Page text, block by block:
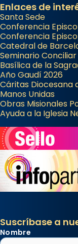
Enlaces de
Santa Sede
Conferencia
Conferencia
Catedral de
Seminario
Basílica de la
Año Gaudí 2026
Cáritas Diocesana
Manos Unidas
Obras Misionales
Ayuda a la Iglesia
Suscríbase a
Nombre